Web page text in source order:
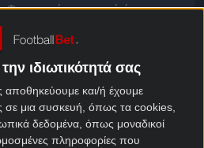
ιδιωτικότητά σας
αποθηκεύουμε και/ή έχουμε
μια συσκευή, όπως τα cookies,
δεδομένα, όπως μοναδικοί
πληροφορίες που
κι εσύ έχεις την
μοναδική εμπειρία!
βρεθούν στην Τουρκία,
τη Σάμσουνσπορ
να γίνεις κομμάτι της
plus one σου, με τον
του PS Blog!